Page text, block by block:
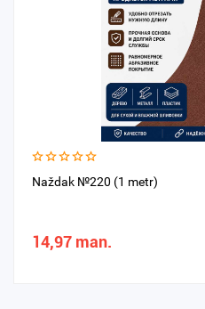
Naždak №220 (1 metr)
14,97 man.